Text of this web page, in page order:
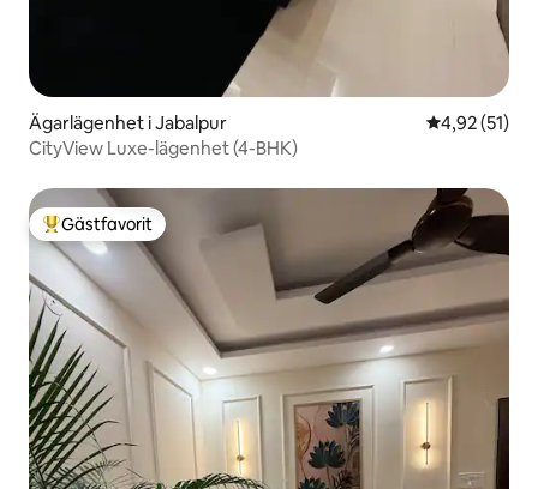
Ägarlägenhet i Jabalpur 4,92 av 5 i
4,92 (51)
CityView Luxe-lägenhet (4-BHK)
Populär gästfavorit
Gästfavorit